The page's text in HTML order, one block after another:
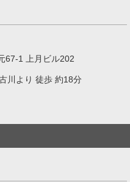
67-1 上月ビル202
川より 徒歩 約18分